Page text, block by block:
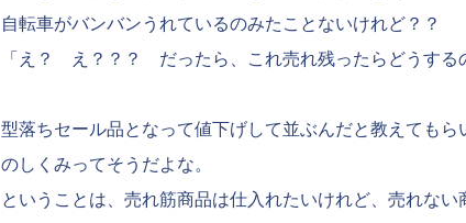
自転車がバンバンうれているのみたことないけれど？？
「え？ え？？？ だったら、これ売れ残ったらどうする
型落ちセール品となって値下げして並ぶんだと教えても
のしくみってそうだよな。
ということは、売れ筋商品は仕入れたいけれど、売れな